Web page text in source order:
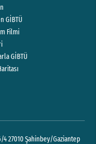
GİBTÜ
Filmi
GİBTÜ
27010 Şahinbey/Gaziantep